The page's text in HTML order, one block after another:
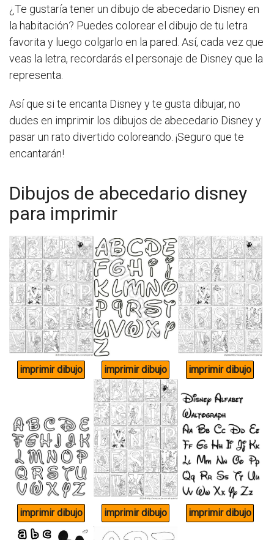
¿Te gustaría tener un dibujo de abecedario Disney en
la habitación? Puedes colorear el dibujo de tu letra
favorita y luego colgarlo en la pared. Así, cada vez que
veas la letra, recordarás el personaje de Disney que la
representa.
Así que si te encanta Disney y te gusta dibujar, no
dudes en imprimir los dibujos de abecedario Disney y
pasar un rato divertido coloreando. ¡Seguro que te
encantarán!
Dibujos de abecedario disney
para imprimir